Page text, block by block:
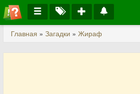
Главная » Загадки » Жираф